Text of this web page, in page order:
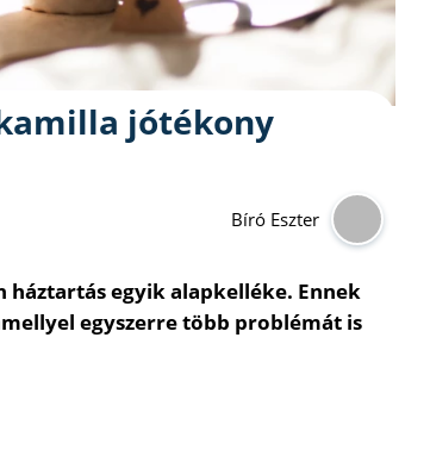
jótékony
Bíró Eszter
egyik alapkelléke. Ennek
egyszerre több problémát is